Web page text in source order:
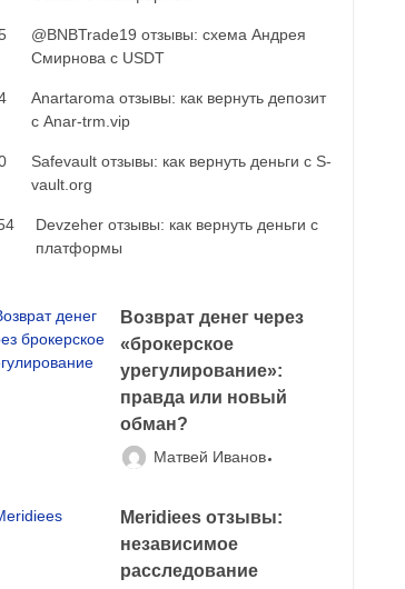
@BNBTrade19 отзывы: схема Андрея
Смирнова с USDT
Anartaroma отзывы: как вернуть депозит
с Anar-trm.vip
Safevault отзывы: как вернуть деньги с S-
vault.org
Devzeher отзывы: как вернуть деньги с
платформы
Возврат денег через
«брокерское
урегулирование»:
правда или новый
обман?
Матвей Иванов
Meridiees отзывы:
независимое
расследование